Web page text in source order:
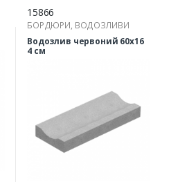
15866
БОРДЮРИ, ВОДОЗЛИВИ
Водозлив червоний 60х16
4 см